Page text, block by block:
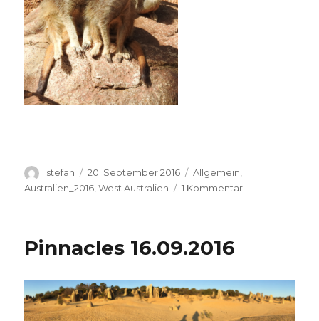
Autor
stefan
Veröffentlicht
am
20. September 2016 Kategorien
Allgemein,
Australien_2016 ,West Australien 1 Kommentarzu
Pinnacles 16.09.2016